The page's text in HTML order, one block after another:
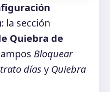
la sección
Quiebra de
Bloquear
días y Quiebra